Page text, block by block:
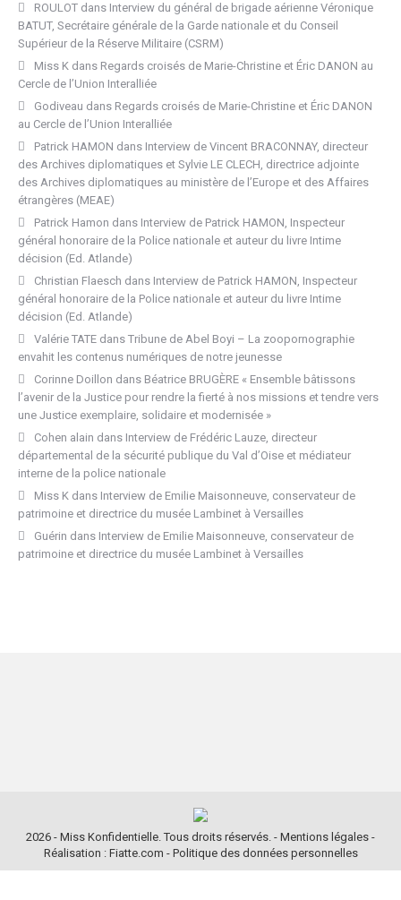
ROULOT dans Interview du général de brigade aérienne Véronique
BATUT, Secrétaire générale de la Garde nationale et du Conseil
Supérieur de la Réserve Militaire (CSRM)
Miss K dans Regards croisés de Marie-Christine et Éric DANON au
Cercle de l’Union Interalliée
Godiveau dans Regards croisés de Marie-Christine et Éric DANON
au Cercle de l’Union Interalliée
Patrick HAMON dans Interview de Vincent BRACONNAY, directeur
des Archives diplomatiques et Sylvie LE CLECH, directrice adjointe
des Archives diplomatiques au ministère de l’Europe et des Affaires
étrangères (MEAE)
Patrick Hamon dans Interview de Patrick HAMON, Inspecteur
général honoraire de la Police nationale et auteur du livre Intime
décision (Ed. Atlande)
Christian Flaesch dans Interview de Patrick HAMON, Inspecteur
général honoraire de la Police nationale et auteur du livre Intime
décision (Ed. Atlande)
Valérie TATE dans Tribune de Abel Boyi – La zoopornographie
envahit les contenus numériques de notre jeunesse
Corinne Doillon dans Béatrice BRUGÈRE « Ensemble bâtissons
l’avenir de la Justice pour rendre la fierté à nos missions et tendre vers
une Justice exemplaire, solidaire et modernisée »
Cohen alain dans Interview de Frédéric Lauze, directeur
départemental de la sécurité publique du Val d’Oise et médiateur
interne de la police nationale
Miss K dans Interview de Emilie Maisonneuve, conservateur de
patrimoine et directrice du musée Lambinet à Versailles
Guérin dans Interview de Emilie Maisonneuve, conservateur de
patrimoine et directrice du musée Lambinet à Versailles
2026 - Miss Konfidentielle. Tous droits réservés. - Mentions légales -
Réalisation : Fiatte.com - Politique des données personnelles